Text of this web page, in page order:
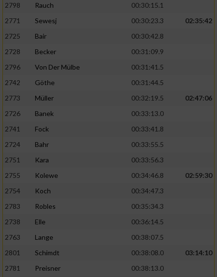
2798 Rauch
00:30:15.1
2771
Sewesj 00:30:23.3
02:35:42
2725
Bair
00:30:42.8
2728
Becker
00:31:09.9
2796
Von Der Mülbe
00:31:41.5
2742
Göthe
00:31:44.5
2773
Müller 00:32:19.5
02:47:06
2726
Banek
00:33:13.0
2741
Fock
00:33:41.8
2724
Bahr
00:33:55.5
2751
Kara
00:33:56.3
2755
Kolewe 00:34:46.8
02:59:30
2754
Koch
00:34:47.3
2783
Robles
00:35:34.3
2738
Elle
00:36:14.5
2763
Lange
00:38:07.5
2801
Schimdt 00:38:08.0
03:14:10
2781
Preisner
00:38:13.0